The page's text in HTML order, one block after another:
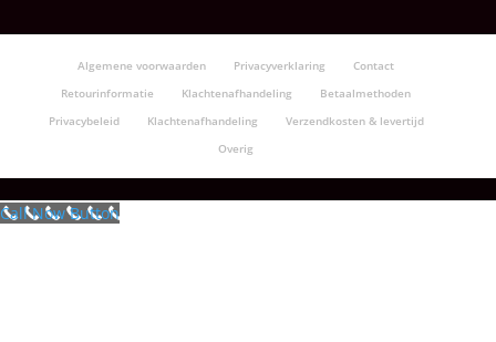
Algemene voorwaarden Privacyverklaring
Contact
Retourinformatie
Klachtenafhandeling
Betaalmethoden
Privacybeleid
Klachtenafhandeling
Verzendkosten & levertijd
Overig
Call Now Button